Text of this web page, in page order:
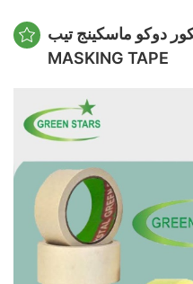
دوكو ماسكينج تيب
MASKING TAPE